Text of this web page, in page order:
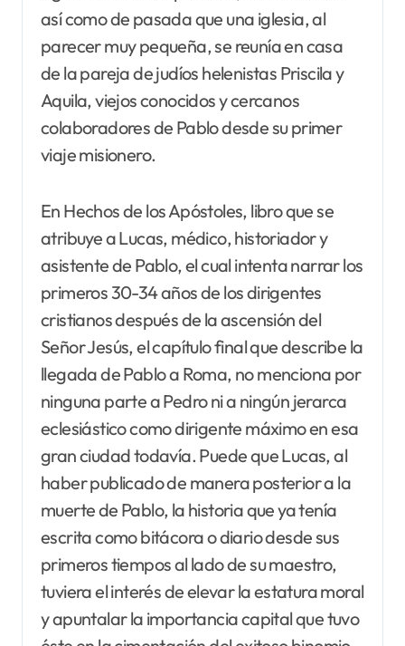
así como de pasada que una iglesia, al
parecer muy pequeña, se reunía en casa
de la pareja de judíos helenistas Priscila y
Aquila, viejos conocidos y cercanos
colaboradores de Pablo desde su primer
viaje misionero.
En Hechos de los Apóstoles, libro que se
atribuye a Lucas, médico, historiador y
asistente de Pablo, el cual intenta narrar los
primeros 30-34 años de los dirigentes
cristianos después de la ascensión del
Señor Jesús, el capítulo final que describe la
llegada de Pablo a Roma, no menciona por
ninguna parte a Pedro ni a ningún jerarca
eclesiástico como dirigente máximo en esa
gran ciudad todavía. Puede que Lucas, al
haber publicado de manera posterior a la
muerte de Pablo, la historia que ya tenía
escrita como bitácora o diario desde sus
primeros tiempos al lado de su maestro,
tuviera el interés de elevar la estatura moral
y apuntalar la importancia capital que tuvo